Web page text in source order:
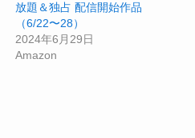
放題＆独占 配信開始作品
（6/22〜28）
2024年6月29日
Amazon